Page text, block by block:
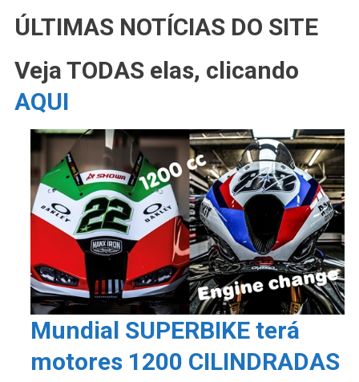
ÚLTIMAS NOTÍCIAS DO SITE
Veja TODAS elas, clicando
AQUI
Mundial SUPERBIKE terá
motores 1200 CILINDRADAS